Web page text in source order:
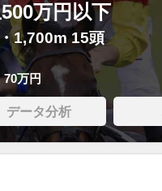
万円以下
1,700m 15頭
万円
データ分析